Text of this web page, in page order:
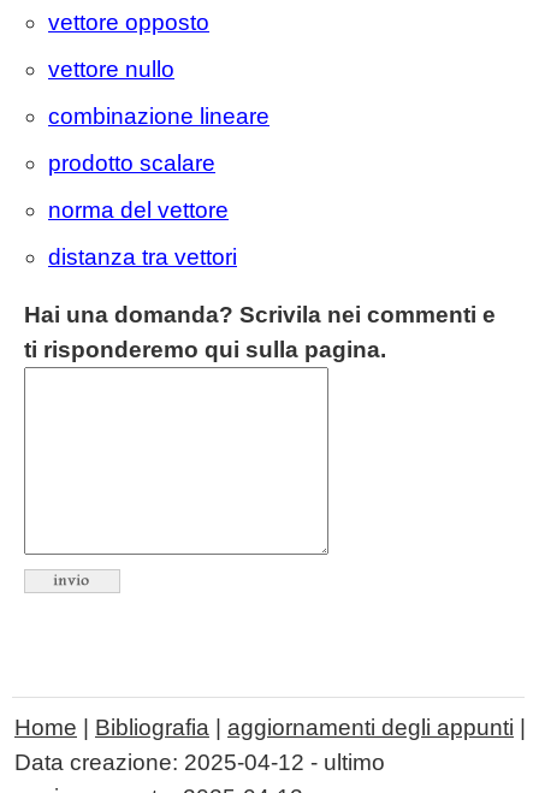
vettore opposto
vettore nullo
combinazione lineare
prodotto scalare
norma del vettore
distanza tra vettori
Hai una domanda? Scrivila nei commenti e
ti risponderemo qui sulla pagina.
Home Bibliografia aggiornamenti degli appunti
Data creazione: 2025-04-12 - ultimo